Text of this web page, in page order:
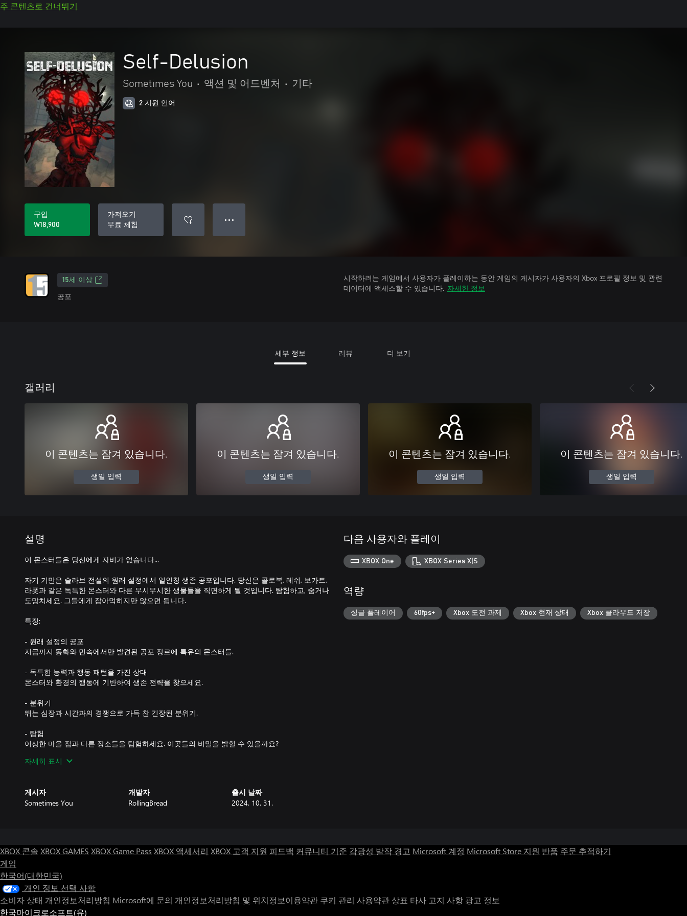
주 콘텐츠로 건너뛰기
Self-Delusion
Sometimes You • 액션 및 어드벤처 • 기타
2 지원 언어
구입
₩18,900
가져오기
무료 체험
● ● ●
15세 이상
공포
시작하려는 게임에서 사용자가 플레이하는 동안 게임의 게시자가 사용자의 Xbox 프로필 정보 및 관련
데이터에 액세스할 수 있습니다. 자세한 정보
세부 정보 리뷰 더 보기
갤러리
이 콘텐츠는 잠겨 있습니다.
생일 입력
이 콘텐츠는 잠겨 있습니다.
생일 입력
이 콘텐츠는 잠겨 있습니다.
생일 입력
이 콘텐츠는 잠겨 있습니다.
생일 입력
설명
이 몬스터들은 당신에게 자비가 없습니다...
자기 기만은 슬라브 전설의 원래 설정에서 일인칭 생존 공포입니다. 당신은 콜로복, 레쉬, 보가트,
라폿과 같은 독특한 몬스터와 다른 무시무시한 생물들을 직면하게 될 것입니다. 탐험하고, 숨거나
도망치세요. 그들에게 잡아먹히지만 않으면 됩니다.
특징:
- 원래 설정의 공포
지금까지 동화와 민속에서만 발견된 공포 장르에 특유의 몬스터들.
- 독특한 능력과 행동 패턴을 가진 상대
몬스터와 환경의 행동에 기반하여 생존 전략을 찾으세요.
- 분위기
뛰는 심장과 시간과의 경쟁으로 가득 찬 긴장된 분위기.
- 탐험
이상한 마을 집과 다른 장소들을 탐험하세요. 이곳들의 비밀을 밝힐 수 있을까요?
- 다양한 결말
- 이야기
당신을 충격에 빠뜨리고 자리에 못 박게 할 몰입감 있는 스토리.
당신이 짐작했듯이 주요 목표는 생존입니다. 꽤 쉬워 보이지만, 자신을 속이지 마세요. 상황은 매초
자세히 표시
게시자
Sometimes You
개발자
RollingBread
출시 날짜
2024. 10. 31.
다음 사용자와 플레이
XBOX One XBOX Series X|S
역량
싱글 플레이어 60fps+ Xbox 도전 과제 Xbox 현재 상태 Xbox 클라우드 저장
XBOX 콘솔 XBOX GAMES XBOX Game Pass XBOX 액세서리 XBOX 고객 지원 피드백 커뮤니티 기준 감광성 발작 경고 Microsoft 계정 Microsoft Store 지원 반품 주문 추적하기
게임
한국어(대한민국)
개인 정보 선택 사항
소비자 상태 개인정보처리방침 Microsoft에 문의 개인정보처리방침 및 위치정보이용약관 쿠키 관리 사용약관 상표 타사 고지 사항 광고 정보
한국마이크로소프트(유)